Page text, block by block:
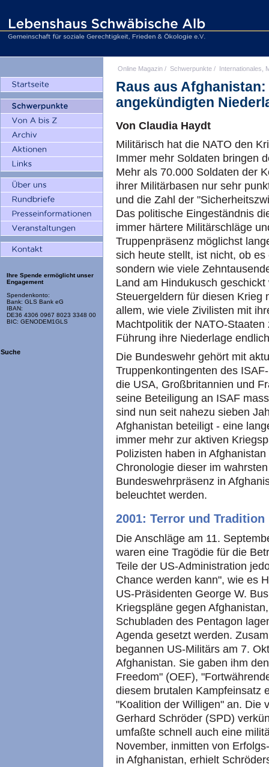
Ihre Spende ermöglicht unser
Engagement
Spendenkonto:
Bank: GLS Bank eG
IBAN:
DE36 4306 0967 8023 3348 00
BIC: GENODEM1GLS
Suche
Online Magazin / Schwerpunkte / Internationales,
Raus aus
angekündigten
Von Claudia Haydt
Militärisch hat die NATO den
Immer mehr Soldaten bringen
Mehr als 70.000 Soldaten der
ihrer Militärbasen nur sehr
und die Zahl der
Das politische Eingeständnis
immer härtere Militärschläge
Truppenpräsenz möglichst
sich heute stellt, ist nicht, ob
sondern wie viele
Land am Hindukusch
Steuergeldern für diesen Krieg
allem, wie viele Zivilisten mit
Machtpolitik der NATO-
Führung ihre Niederlage
Die Bundeswehr gehört mit
Truppenkontingenten des
die USA, Großbritannien und
seine Beteiligung an ISAF
sind nun seit nahezu sieben
Afghanistan beteiligt - eine
immer mehr zur aktiven
Polizisten haben in
Chronologie dieser im
Bundeswehrpräsenz in
beleuchtet werden.
2001: Terror und Tradition
Die Anschläge am 11.
waren eine Tragödie für die
Teile der US-Administration
Chance werden kann", wie es
US-Präsidenten George W.
Kriegspläne gegen
Schubladen des Pentagon
Agenda gesetzt werden.
begannen US-Militärs am 7.
Afghanistan. Sie gaben ihm
Freedom" (OEF),
diesem brutalen Kampfeinsatz
"Koalition der Willigen" an. Die
Gerhard Schröder (SPD)
umfaßte schnell auch eine
November, inmitten von
in Afghanistan, erhielt